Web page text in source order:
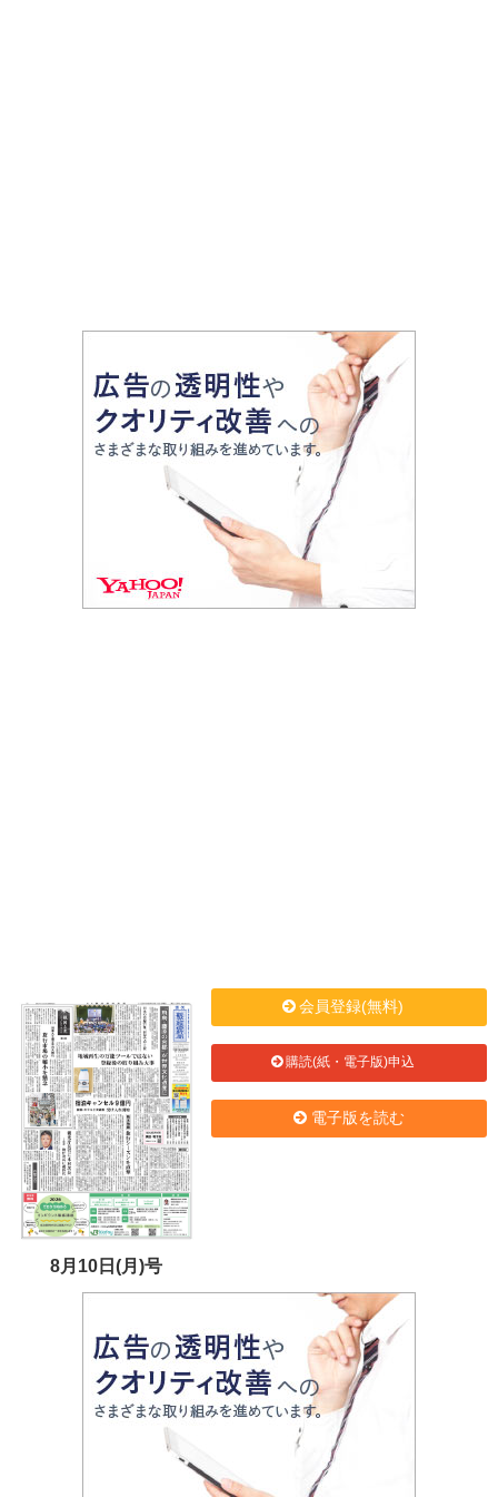
8月10日(月)号
会員登録(無料)
購読(紙・電子版)申込
電子版を読む